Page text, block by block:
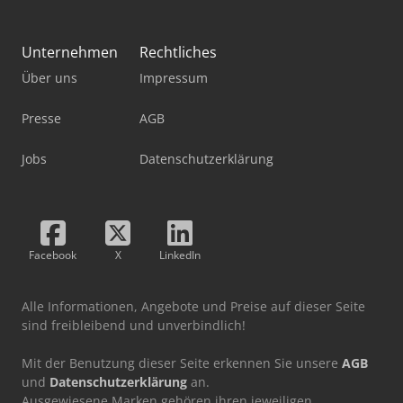
Unternehmen
Über uns
Presse
Jobs
Rechtliches
Impressum
AGB
Datenschutzerklärung
Facebook X LinkedIn
Alle Informationen, Angebote und Preise auf dieser Seite
sind freibleibend und unverbindlich!
Mit der Benutzung dieser Seite erkennen Sie unsere AGB
und Datenschutzerklärung an.